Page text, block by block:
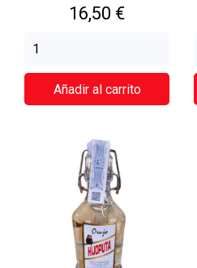
Precio
16,50 €
Añadir al carrito